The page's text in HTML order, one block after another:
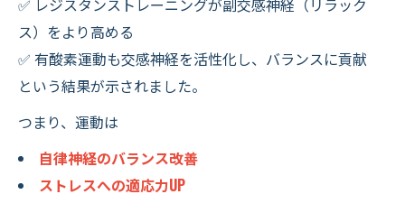
✅ レジスタンストレーニングが副交感神経（リラック
ス）をより高める
✅ 有酸素運動も交感神経を活性化し、バランスに貢献
という結果が示されました。
つまり、運動は
自律神経のバランス改善
ストレスへの適応力UP